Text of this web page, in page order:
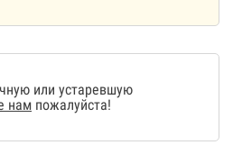
или устаревшую
нам пожалуйста!